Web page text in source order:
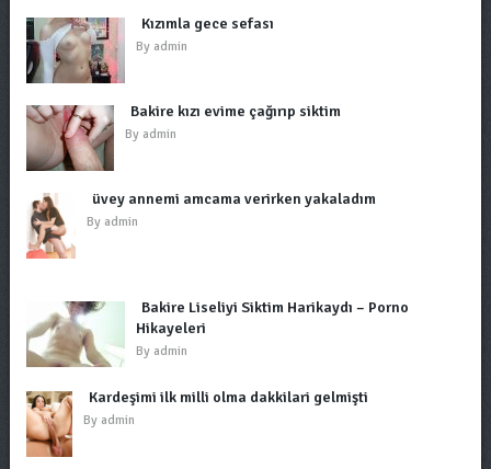
Kızımla gece sefası
By admin
Bakire kızı evime çağırıp siktim
By admin
üvey annemi amcama verirken yakaladım
By admin
Bakire Liseliyi Siktim Harikaydı – Porno
Hikayeleri
By admin
Kardeşimi ilk milli olma dakkilari gelmişti
By admin